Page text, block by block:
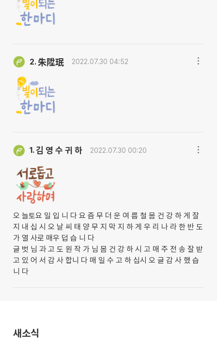
2.朱陞珉 2022.07.30 04:52
1.김 영 수 귀 하 2022.07.30 00:20
오 늘토요 일 입 니 다 요 즘 무 더 운 여 름 철 몸 건 강 하 게 잘
지 내 십 시 오 날 씨 태 양 무 지 막 지 하 게 우 리 나 라 한 반 도
가 열 사로 매우 덥 습 니 다
글 벗 님 과 고 도 원 작 가 님 몸 건 강 하 시 고 매 주 전 송 잘 받
고 있 어 서 감 사 합니 다 매 일 수 고 하 십시 오 글 감 사 했 습
니 다
새소식